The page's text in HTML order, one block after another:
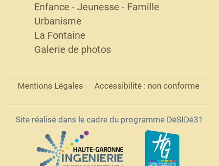
Enfance - Jeunesse - Famille
Urbanisme
La Fontaine
Galerie de photos
Mentions Légales - Accessibilité : non conforme
Site réalisé dans le cadre du programme DéSIDé31